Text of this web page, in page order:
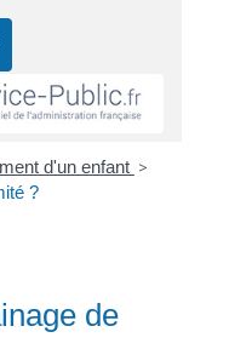
d'un enfant >
?
de